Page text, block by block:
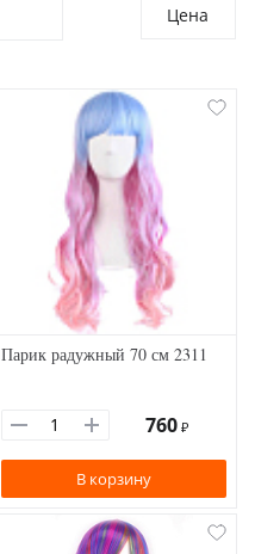
Цена
Парик радужный 70 см 2311
760 ₽
В корзину